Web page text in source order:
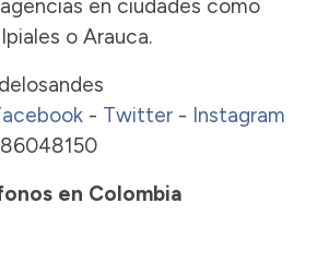
en ciudades como
o Arauca.
- Twitter - Instagram
en Colombia